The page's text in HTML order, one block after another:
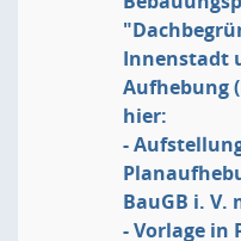
Innenstadt
Aufhebung
hier:
-
BauGB i. V.
- Vorlage in